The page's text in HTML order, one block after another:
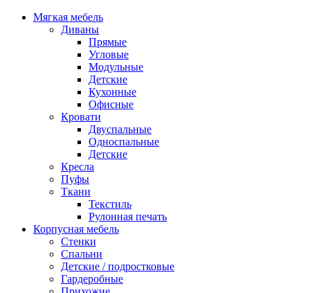
Мягкая мебель
Диваны
Прямые
Угловые
Модульные
Детские
Кухонные
Офисные
Кровати
Двуспальные
Односпальные
Детские
Кресла
Пуфы
Ткани
Текстиль
Рулонная печать
Корпусная мебель
Стенки
Спальни
Детские / подростковые
Гардеробные